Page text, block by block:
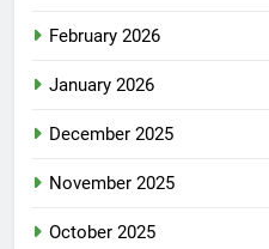
February 2026
January 2026
December 2025
November 2025
October 2025